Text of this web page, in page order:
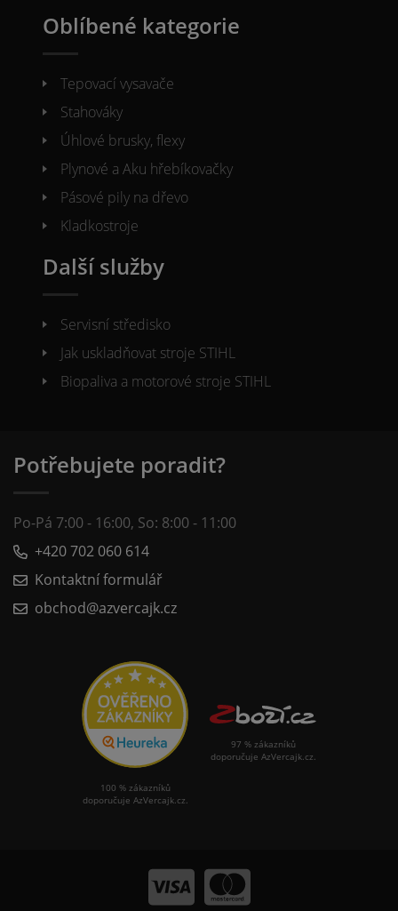
Oblíbené kategorie
Tepovací vysavače
Stahováky
Úhlové brusky, flexy
Plynové a Aku hřebíkovačky
Pásové pily na dřevo
Kladkostroje
Další služby
Servisní středisko
Jak uskladňovat stroje STIHL
Biopaliva a motorové stroje STIHL
Potřebujete poradit?
Po-Pá 7:00 - 16:00, So: 8:00 - 11:00
+420 702 060 614
Kontaktní formulář
obchod@azvercajk.cz
100 % zákazníků
doporučuje AzVercajk.cz.
97 % zákazníků
doporučuje AzVercajk.cz.